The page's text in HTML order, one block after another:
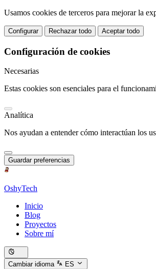
Usamos cookies de terceros para mejorar la
Configurar Rechazar todo Aceptar todo
Configuración de cookies
Necesarias
Estas cookies son esenciales para el
Analítica
Nos ayudan a entender cómo interactúan los
Guardar preferencias
OshyTech
Inicio
Blog
Proyectos
Sobre mí
Cambiar idioma ES